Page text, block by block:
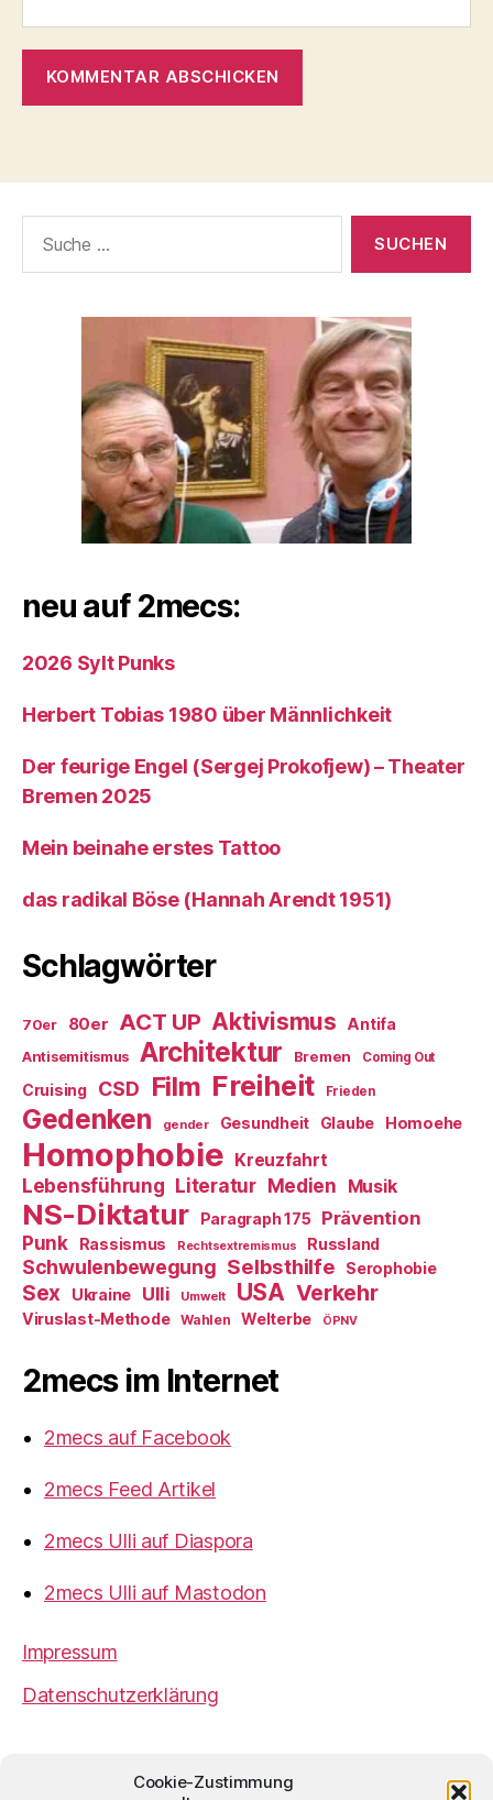
Cookie-Zustimmung
nach:
neu auf 2mecs:
2026 Sylt Punks
Herbert Tobias 1980 über Männlichkeit
Der feurige Engel (Sergej Prokofjew) – Theater
Bremen 2025
Mein beinahe erstes Tattoo
das radikal Böse (Hannah Arendt 1951)
Schlagwörter
70er 80er ACT UP Aktivismus Antifa
Antisemitismus Architektur Bremen Coming Out
Cruising CSD Film Freiheit Frieden
Gedenken gender Gesundheit Glaube Homoehe
Homophobie Kreuzfahrt
Lebensführung Literatur Medien Musik
NS-Diktatur Paragraph 175
Prävention
Punk
Rassismus Rechtsextremismus Russland
Schwulenbewegung Selbsthilfe Serophobie
Sex Ukraine Ulli Umwelt USA Verkehr
Viruslast-Methode Wahlen Welterbe ÖPNV
2mecs im Internet
2mecs auf Facebook
2mecs Feed Artikel
2mecs Ulli auf Diaspora
2mecs Ulli auf Mastodon
Impressum
Datenschutzerklärung
Ulrich Würdemannist sofern nicht